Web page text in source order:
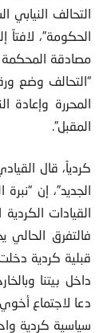
التحالف النيابي
الحكومة”،
مصادقة المحكمة
“التحالف وضع
المحررة وإعادة
المقبل”.
كردياً، قال
الجديد”، إن
القيادات
فالتفرق الحالي
قبلية كردية
داخل بيتنا
دعا لاجتماع
سياسية كردية